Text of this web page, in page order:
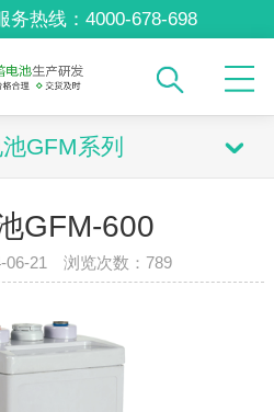
务热线： 4000-678-698
GFM系列
GFM-600
06-21 浏览次数：789